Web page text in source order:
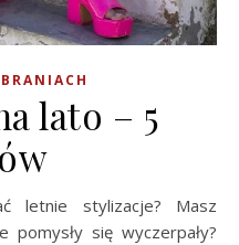
lato – 5
się wyczerpały?